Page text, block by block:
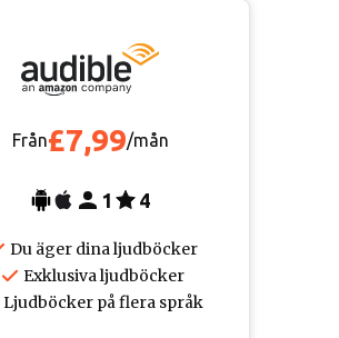
Från£7,99/mån
1 4
Du äger dina ljudböcker
Exklusiva ljudböcker
Ljudböcker på flera språk